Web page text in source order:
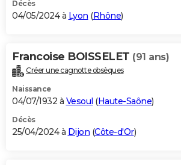
Décès
04/05/2024 à Lyon (Rhône)
Francoise BOISSELET (91 ans)
Créer une cagnotte obsèques
Naissance
04/07/1932 à Vesoul (Haute-Saône)
Décès
25/04/2024 à Dijon (Côte-d'Or)